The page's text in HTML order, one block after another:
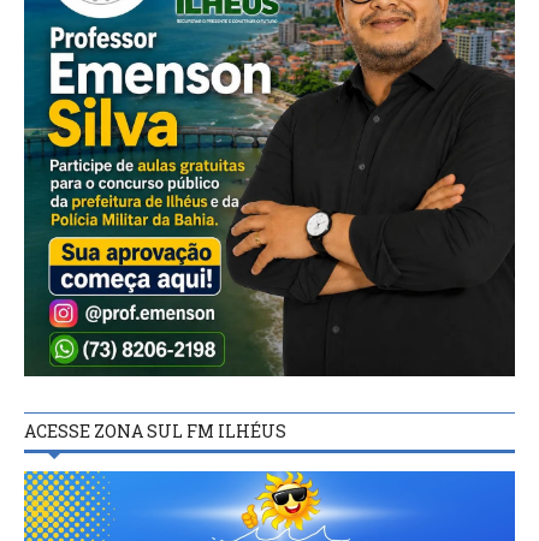
ACESSE ZONA SUL FM ILHÉUS